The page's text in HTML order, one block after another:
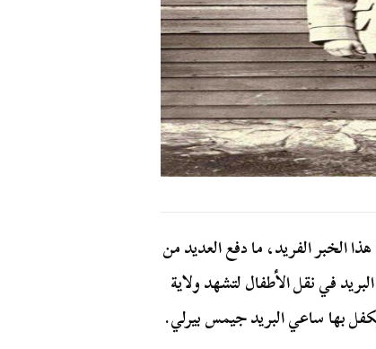
الخبر الفريد، ما دفع العديد من
في نقل الأطفال لتشهد ولاية